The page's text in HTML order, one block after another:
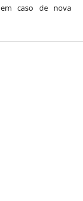
caso de nova